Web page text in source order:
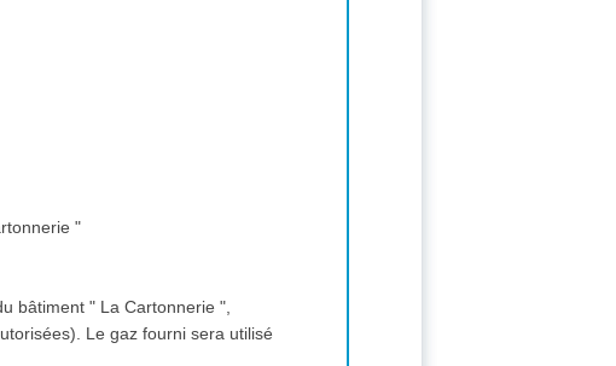
"
bâtiment " La Cartonnerie ",
sera utilisé